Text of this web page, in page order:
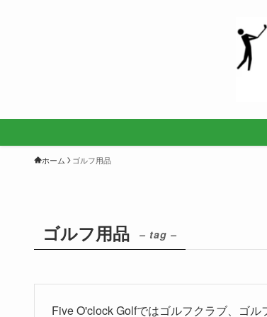
ホーム ゴルフ用品
ゴルフ用品 – tag –
Five O'clock Golfではゴルフクラブ、ゴ